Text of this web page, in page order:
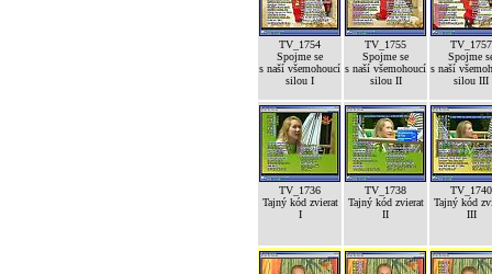
TV_1754
Spojme se
s naší všemohoucí
silou I
TV_1755
Spojme se
s naší všemohoucí
silou II
TV_1757
Spojme
s naší
silou III
TV_1736
Tajný kód zvierat
I
TV_1738
Tajný kód zvierat
II
TV_1740
Tajný kód
III